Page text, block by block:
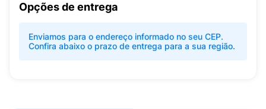
Opções de entrega
Enviamos para o endereço informado no seu CEP.
Confira abaixo o prazo de entrega para a sua região.